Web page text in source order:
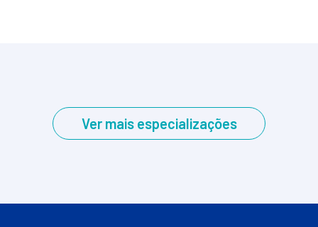
Ver mais especializações